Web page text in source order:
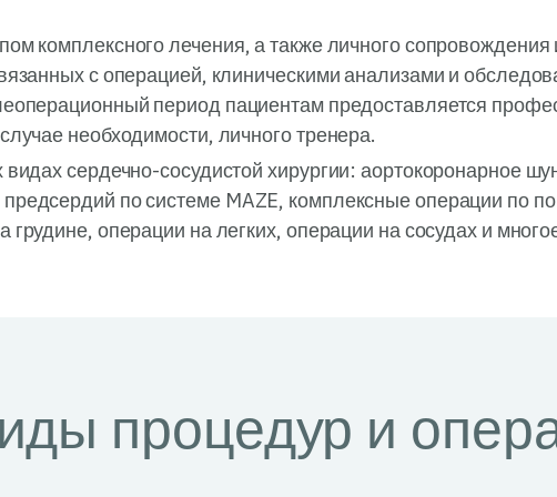
комплексного лечения, а также личного
с операцией, клиническими анализами и
период пациентам предоставляется
необходимости, личного тренера.
сердечно-сосудистой хирургии: аортокоронарное
по системе MAZE, комплексные операции по
операции на легких, операции на сосудах и
процедур и